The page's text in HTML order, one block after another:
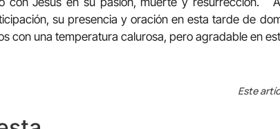
su presencia y oración en esta tarde de
con una temperatura calurosa, pero agradable en
Este